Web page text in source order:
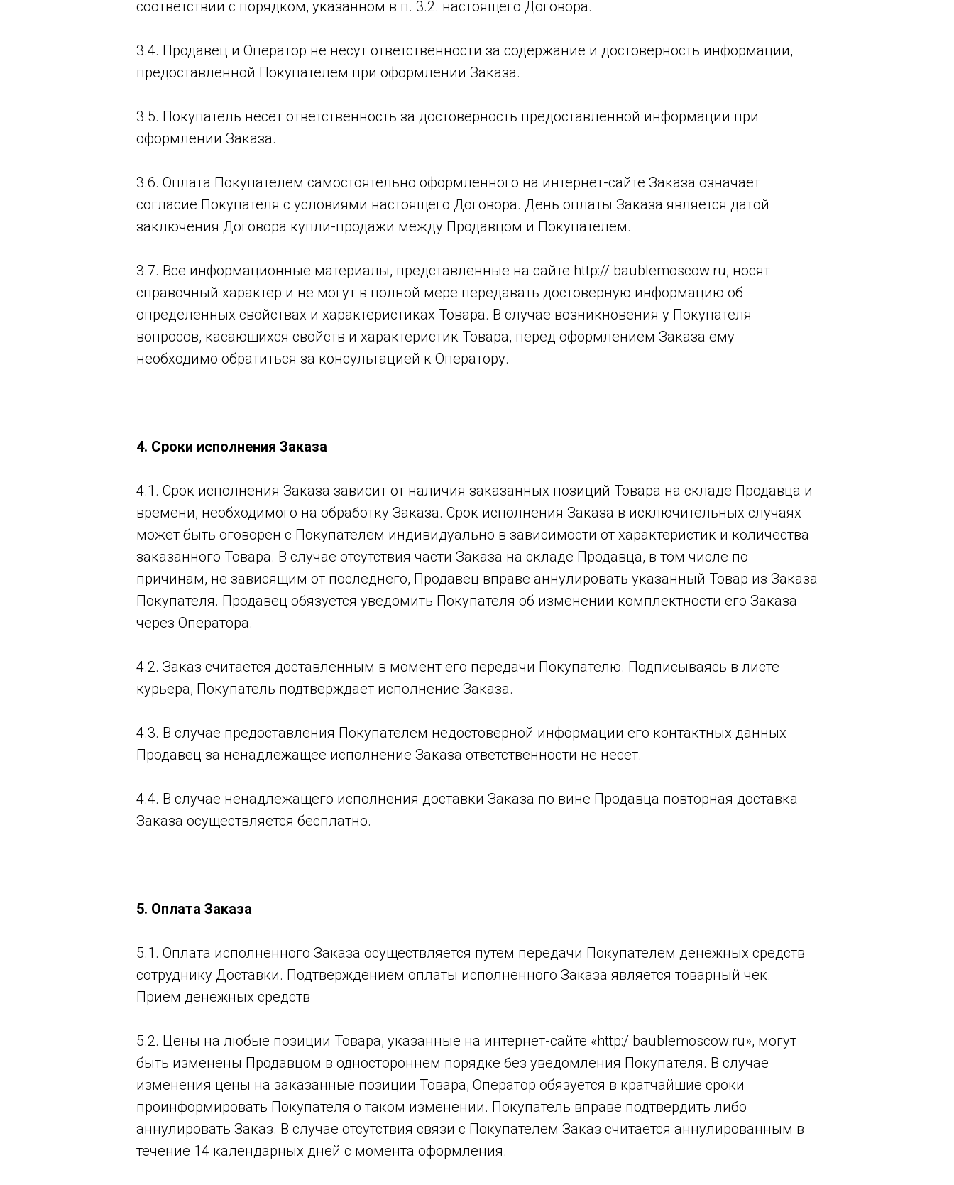
соответствии с порядком, указанном в п. 3.2. настоящего Договора.
3.4. Продавец и Оператор не несут ответственности за содержание и достоверность информации,
предоставленной Покупателем при оформлении Заказа.
3.5. Покупатель несёт ответственность за достоверность предоставленной информации при
оформлении Заказа.
3.6. Оплата Покупателем самостоятельно оформленного на интернет-сайте Заказа означает
согласие Покупателя с условиями настоящего Договора. День оплаты Заказа является датой
заключения Договора купли-продажи между Продавцом и Покупателем.
3.7. Все информационные материалы, представленные на сайте http:// baublemoscow.ru, носят
справочный характер и не могут в полной мере передавать достоверную информацию об
определенных свойствах и характеристиках Товара. В случае возникновения у Покупателя
вопросов, касающихся свойств и характеристик Товара, перед оформлением Заказа ему
необходимо обратиться за консультацией к Оператору.
4. Сроки исполнения Заказа
4.1. Срок исполнения Заказа зависит от наличия заказанных позиций Товара на складе Продавца и
времени, необходимого на обработку Заказа. Срок исполнения Заказа в исключительных случаях
может быть оговорен с Покупателем индивидуально в зависимости от характеристик и количества
заказанного Товара. В случае отсутствия части Заказа на складе Продавца, в том числе по
причинам, не зависящим от последнего, Продавец вправе аннулировать указанный Товар из Заказа
Покупателя. Продавец обязуется уведомить Покупателя об изменении комплектности его Заказа
через Оператора.
4.2. Заказ считается доставленным в момент его передачи Покупателю. Подписываясь в листе
курьера, Покупатель подтверждает исполнение Заказа.
4.3. В случае предоставления Покупателем недостоверной информации его контактных данных
Продавец за ненадлежащее исполнение Заказа ответственности не несет.
4.4. В случае ненадлежащего исполнения доставки Заказа по вине Продавца повторная доставка
Заказа осуществляется бесплатно.
5. Оплата Заказа
5.1. Оплата исполненного Заказа осуществляется путем передачи Покупателем денежных средств
сотруднику Доставки. Подтверждением оплаты исполненного Заказа является товарный чек.
Приём денежных средств
5.2. Цены на любые позиции Товара, указанные на интернет-сайте «http:/ baublemoscow.ru», могут
быть изменены Продавцом в одностороннем порядке без уведомления Покупателя. В случае
изменения цены на заказанные позиции Товара, Оператор обязуется в кратчайшие сроки
проинформировать Покупателя о таком изменении. Покупатель вправе подтвердить либо
аннулировать Заказ. В случае отсутствия связи с Покупателем Заказ считается аннулированным в
течение 14 календарных дней с момента оформления.